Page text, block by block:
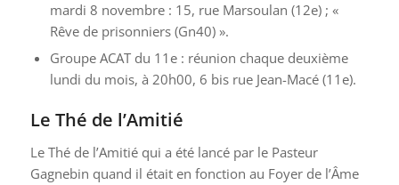
mardi 8 novembre : 15, rue Marsoulan (12e) ; «
Rêve de prisonniers (Gn40) ».
Groupe ACAT du 11e : réunion chaque deuxième
lundi du mois, à 20h00, 6 bis rue Jean-Macé (11e).
Le Thé de l’Amitié
Le Thé de l’Amitié qui a été lancé par le Pasteur
Gagnebin quand il était en fonction au Foyer de l’Âme